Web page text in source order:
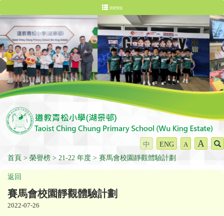
menu
中 ENG A A
首頁 榮譽榜 21-22 年度 賽馬會校園靜觀體驗計劃
返回
賽馬會校園靜觀體驗計劃
2022-07-26